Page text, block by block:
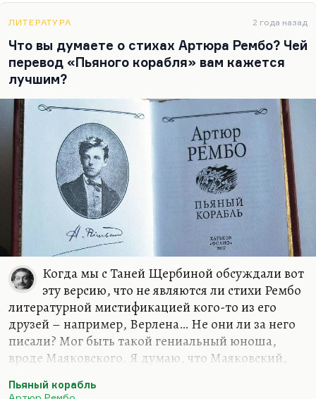
ЛИТЕРАТУРА 2 года назад
Что вы думаете о стихах Артюра Рембо? Чей
перевод «Пьяного корабля» вам кажется
лучшим?
Когда мы с Таней Щербиной обсуждали вот
эту версию, что не являются ли стихи Рембо
литературной мистификацией кого-то из его
друзей – например, Верлена… Не они ли за него
писали? Мог быть такой гениальный юноша,
вроде Маяковского. Я думаю, что Маяковский,
парижской Коммуны, тоже бросил бы писать. И
Пьяный корабль